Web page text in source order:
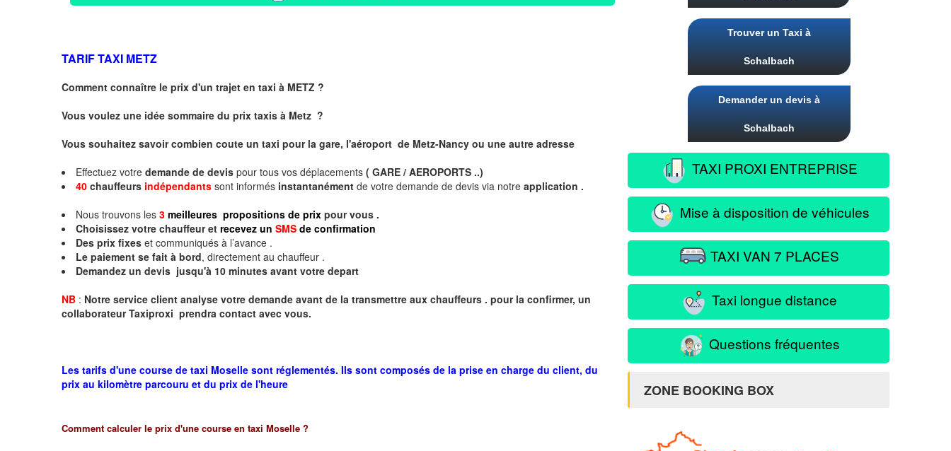
TARIF TAXI METZ
Comment connaître le prix d'un trajet en taxi à METZ ?
Vous voulez une idée sommaire du prix taxis à Metz ?
Vous souhaitez savoir combien coute un taxi pour la gare, l'aéroport de Metz-Nancy ou une autre adresse
Effectuez votre demande de devis pour tous vos déplacements ( GARE / AEROPORTS ..)
40 chauffeurs indépendants sont informés instantanément de votre demande de devis via notre application .
Nous trouvons les 3 meilleures propositions de prix pour vous .
Choisissez votre chauffeur et recevez un SMS de confirmation
Des prix fixes et communiqués à l’avance .
Le paiement se fait à bord, directement au chauffeur .
Demandez un devis jusqu'à 10 minutes avant votre depart
NB : Notre service client analyse votre demande avant de la transmettre aux chauffeurs . pour la confirmer, un
collaborateur Taxiproxi prendra contact avec vous.
Les tarifs d'une course de taxi Moselle sont réglementés. Ils sont composés de la prise en charge du client, du
prix au kilomètre parcouru et du prix de l'heure
Comment calculer le prix d'une course en taxi Moselle ?
Trouver un Taxi à
Schalbach
Demander un devis à
Schalbach
TAXI PROXI ENTREPRISE
Mise à disposition de véhicules
TAXI VAN 7 PLACES
Taxi longue distance
Questions fréquentes
ZONE BOOKING BOX